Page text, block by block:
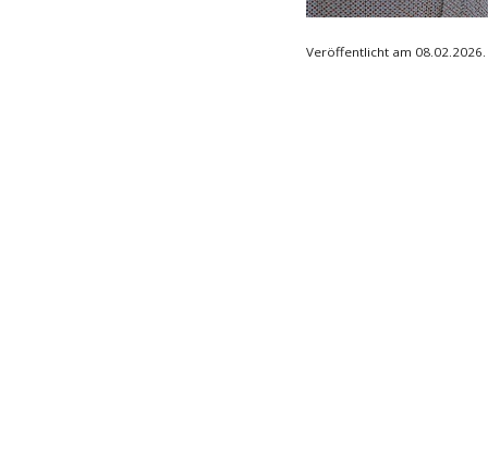
Veröffentlicht am 08.02.2026.